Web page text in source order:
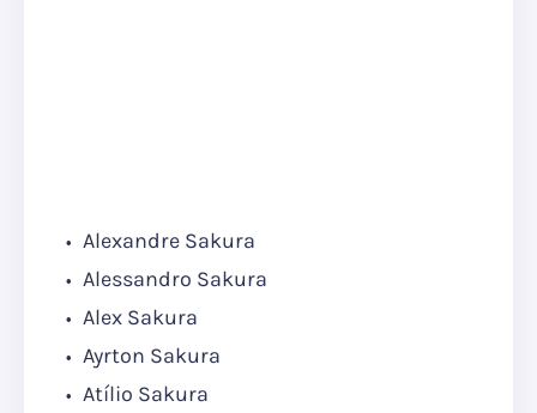
Alexandre Sakura
Alessandro Sakura
Alex Sakura
Ayrton Sakura
Atílio Sakura